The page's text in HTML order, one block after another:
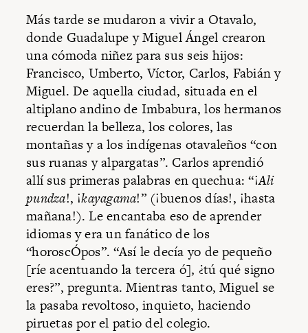
Más tarde se mudaron a vivir a Otavalo,
donde Guadalupe y Miguel Ángel crearon
una cómoda niñez para sus seis hijos:
Francisco, Umberto, Víctor, Carlos, Fabián y
Miguel. De aquella ciudad, situada en el
altiplano andino de Imbabura, los hermanos
recuerdan la belleza, los colores, las
montañas y a los indígenas otavaleños “con
sus ruanas y alpargatas”. Carlos aprendió
allí sus primeras palabras en quechua: “¡Ali
pundza!, ¡kayagama!” (¡buenos días!, ¡hasta
mañana!). Le encantaba eso de aprender
idiomas y era un fanático de los
“horoscÓpos”. “Así le decía yo de pequeño
[ríe acentuando la tercera ó], ¿tú qué signo
eres?”, pregunta. Mientras tanto, Miguel se
la pasaba revoltoso, inquieto, haciendo
piruetas por el patio del colegio.